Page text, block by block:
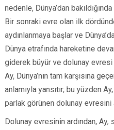
nedenle, Dünya’dan
Bir sonraki evre olan ilk dördünde
aydınlanmaya başlar ve
Dünya etrafında hareketine
giderek büyür ve dolunay
Ay, Dünya’nın tam karşısına
anlamıyla yansıtır; bu yüzden
parlak görünen dolunay evresini
Dolunay evresinin ardından,